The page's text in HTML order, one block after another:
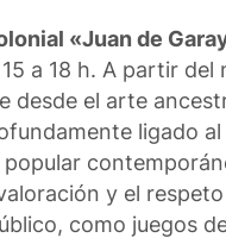
«Juan de
a 18 h. A partir
desde el arte
ligado
y el
como juegos